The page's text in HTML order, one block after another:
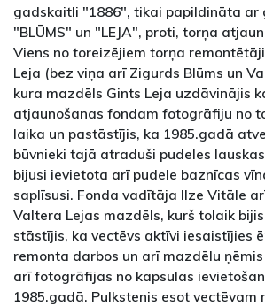
gadskaitli "1886", tikai papildināta ar
"BLŪMS" un "LEJA", proti, torņa
Viens no toreizējiem torņa
Leja (bez viņa arī Zigurds Blūms un
kura mazdēls Gints Leja uzdāvinājis
atjaunošanas fondam fotogrāfiju no
laika un pastāstījis, ka 1985.gadā
būvnieki tajā atraduši pudeles
bijusi ievietota arī pudele baznīcas
saplīsusi. Fonda vadītāja Ilze Vitāle
Valtera Lejas mazdēls, kurš tolaik
stāstījis, ka vectēvs aktīvi iesaistījies
remonta darbos un arī mazdēlu
arī fotogrāfijas no kapsulas
1985.gadā. Pulkstenis esot vectēvam